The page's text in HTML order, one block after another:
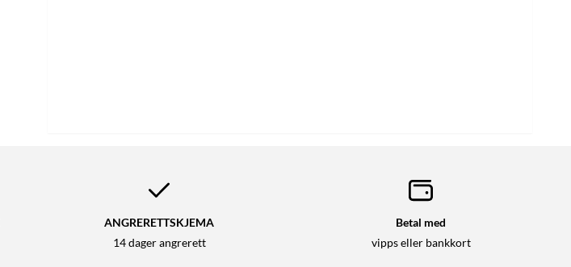
ANGRERETTSKJEMA
14 dager angrerett
Betal med
vipps eller bankkort